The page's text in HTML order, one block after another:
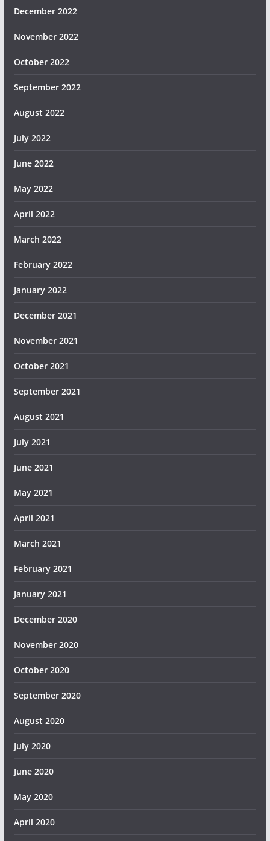
December 2022
November 2022
October 2022
September 2022
August 2022
July 2022
June 2022
May 2022
April 2022
March 2022
February 2022
January 2022
December 2021
November 2021
October 2021
September 2021
August 2021
July 2021
June 2021
May 2021
April 2021
March 2021
February 2021
January 2021
December 2020
November 2020
October 2020
September 2020
August 2020
July 2020
June 2020
May 2020
April 2020